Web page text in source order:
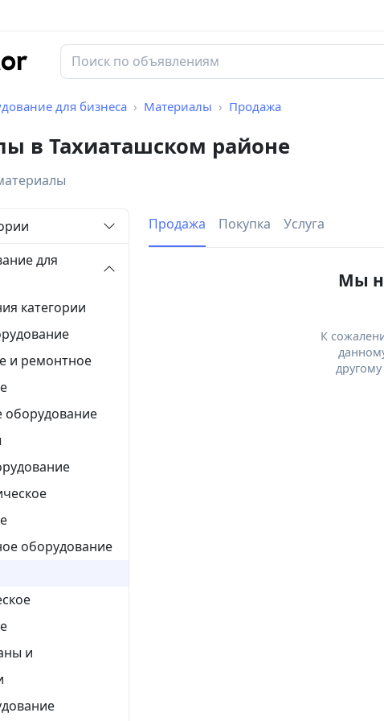
для бизнеса Материалы Продажа
в Тахиаташском районе
Продажа Покупка Услуга
Мы
К
для
категории
и ремонтное
оборудование
и